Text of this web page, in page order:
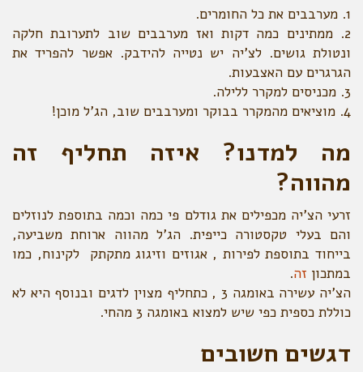
1. מערבבים את כל החומרים.
2. ממתינים כמה דקות ואז מערבבים שוב לתערובת חלקה
ונטולת גושים. לצ'יה יש נטייה להידבק. אפשר להפריד את
הגרגרים עם האצבעות.
3. מכניסים למקרר ללילה.
4. מוציאים מהמקרר בבוקר ומערבבים שוב, הג'ל מוכן!
מה למדנו? איזה תחליף זה
מהווה?
זרעי הצ'יה מכפילים את גודלם פי כמה וכמה בתוספת לנוזלים
והם בעלי טקסטורה כייפית. הג'ל מהווה ארוחת משביעה,
בייחוד בתוספת לפירות , אגוזים וזיגוג מתקתק לקינוח, כמו
במתכון זה.
הצ'יה עשירה באומגה 3 , כתחליף מצוין לדגים ובנוסף היא לא
כוללת כספית כפי שיש למצוא באומגה 3 מהחי.
דגשים חשובים